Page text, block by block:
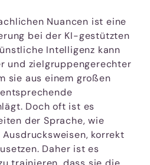
Nuancen ist eine
bei der KI-gestützten
Intelligenz kann
und zielgruppengerechter
sie aus einem großen
Doch oft ist es
der Sprache, wie
korrekt
Daher ist es